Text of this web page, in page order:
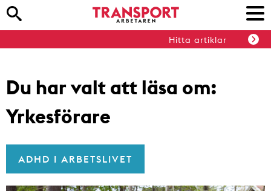
Hitta artiklar
Du har valt att läsa om:
Yrkesförare
ADHD I ARBETSLIVET